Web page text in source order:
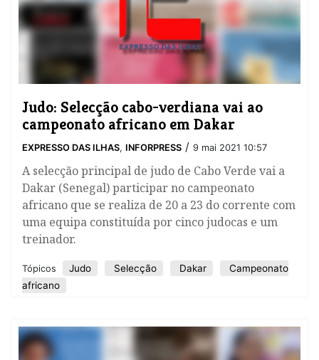
Judo: Selecção cabo-verdiana vai ao
campeonato africano em Dakar
EXPRESSO DAS ILHAS, INFORPRESS / 9 mai 2021 10:57
A selecção principal de judo de Cabo Verde vai a
Dakar (Senegal) participar no campeonato
africano que se realiza de 20 a 23 do corrente com
uma equipa constituída por cinco judocas e um
treinador.
Tópicos Judo Selecção Dakar
Campeonato
africano